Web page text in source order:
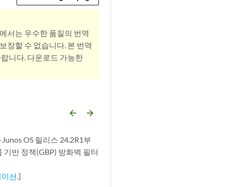
서는 우수한 품질의 번역
장할 수 없습니다. 본 번역
니다. 다운로드 가능한
arrow_backward arrow_forward
OS 릴리스 24.2R1부
반 정책(GBP) 방화벽 필터
션.]